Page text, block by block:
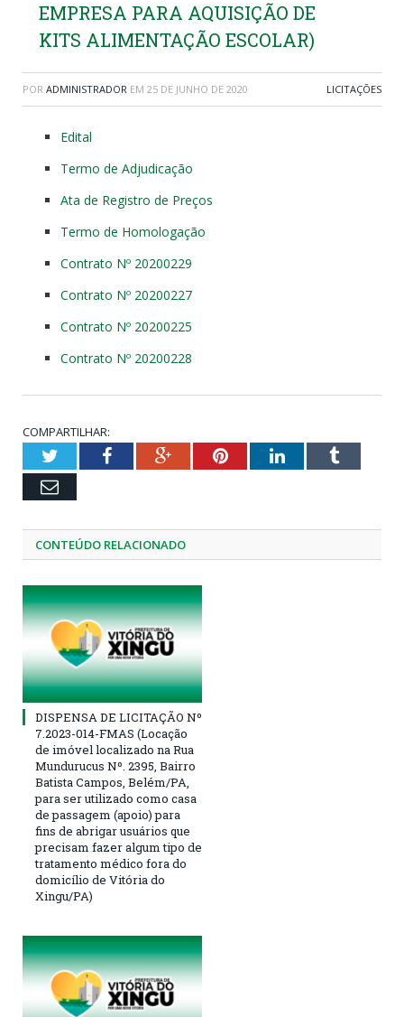
EMPRESA PARA AQUISIÇÃO DE
KITS ALIMENTAÇÃO ESCOLAR)
POR ADMINISTRADOR EM 25 DE JUNHO DE 2020 LICITAÇÕES
Edital
Termo de Adjudicação
Ata de Registro de Preços
Termo de Homologação
Contrato Nº 20200229
Contrato Nº 20200227
Contrato Nº 20200225
Contrato Nº 20200228
COMPARTILHAR:
TwitterFacebookGoogle+PinterestLinkedInTumblr
Email
CONTEÚDO RELACIONADO
DISPENSA DE LICITAÇÃO Nº
7.2023-014-FMAS (Locação
de imóvel localizado na Rua
Mundurucus Nº. 2395, Bairro
Batista Campos, Belém/PA,
para ser utilizado como casa
de passagem (apoio) para
fins de abrigar usuários que
precisam fazer algum tipo de
tratamento médico fora do
domicílio de Vitória do
Xingu/PA)